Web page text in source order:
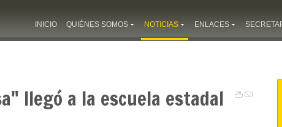
INICIO QUIÉNES SOMOS NOTICIAS ENLACES
llegó a la escuela estadal